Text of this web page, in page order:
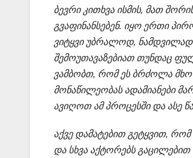
ბევრი კითხვა ისმის, მათ
გვაფინანსებენ. იყო ერთი
ვიტყვი უბრალოდ,
შემოუთავაზებიათ თუნდაც
ვამბობთ, რომ ეს ბრძოლა
მონაწილეობას ადამიანები
ავიღოთ ამ პროცესში და ასე
აქვე დამატებით გეტყვით,
და სხვა აქტორებს